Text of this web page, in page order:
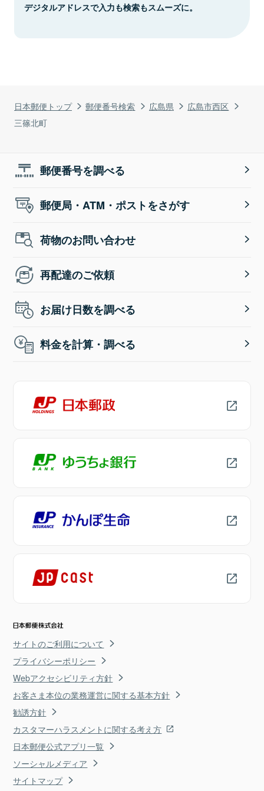
日本郵便トップ 郵便番号検索 広島県
広島市西区
三篠北町
デジタルアドレスで入力も検索もスムーズに。
郵便番号を調べる
郵便局・ATM・ポストをさがす
荷物のお問い合わせ
再配達のご依頼
お届け日数を調べる
料金を計算・調べる
サイトのご利用について
プライバシーポリシー
Webアクセシビリティ方針
お客さま本位の業務運営に関する基本方針
勧誘方針
カスタマーハラスメントに関する考え方
日本郵便公式アプリ一覧
ソーシャルメディア
サイトマップ